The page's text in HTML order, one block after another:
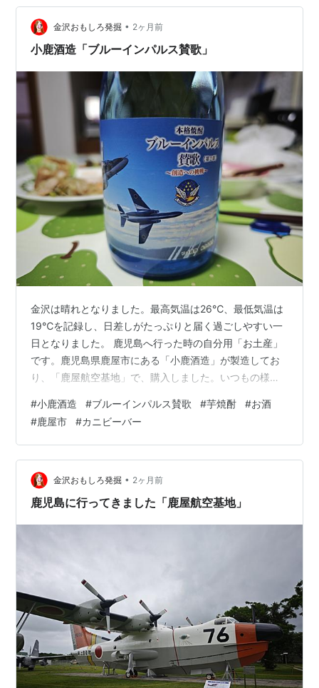
なぜ酒の席で、加害者と被害者に分かれてしまったの
か。 この記事でわかること 鹿屋の飲食店で40歳男が現
行犯逮捕 殴られたのも「客」だった鹿屋の一件 酒場の一
金沢おもしろ発掘 • 2ヶ月前
小鹿酒造「ブルーインパルス賛歌」
金沢は晴れとなりました。最高気温は26℃、最低気温は
19℃を記録し、日差しがたっぷりと届く過ごしやすい一
日となりました。 鹿児島へ行った時の自分用「お土産」
です。鹿児島県鹿屋市にある「小鹿酒造」が製造してお
り、「鹿屋航空基地」で、購入しました。いつもの様に
のクセが程よく抑えられており、「澄んだ青空の清々し
い風」をイメージさせるような、華やかな香りとすっき
りとしたキレの良い甘みが特徴です。 雑味がなく、ロッ
クや水割りにすると、氷が馴染むにつれてみずみずしい
上品な香りが引き立ちます。芋焼酎を飲み慣れていない
方でも非常に飲みやすい仕上がりです。ka…
#小鹿酒造 #ブルーインパルス賛歌 #芋焼酎 #お酒
#鹿屋市 #カニビーバー
金沢おもしろ発掘 • 2ヶ月前
鹿児島に行ってきました「鹿屋航空基地」